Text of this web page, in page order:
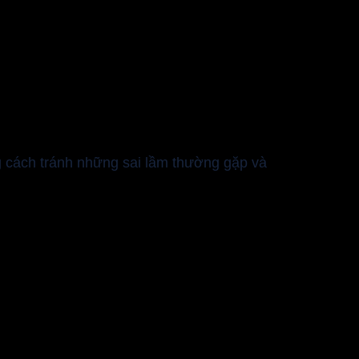
tránh những sai lầm thường gặp và